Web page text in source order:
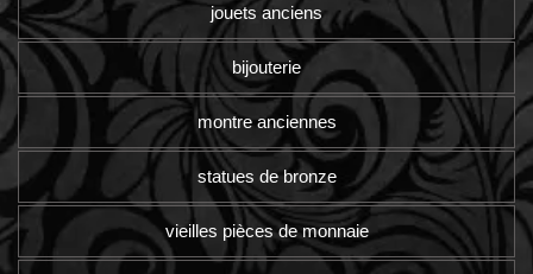
jouets anciens
bijouterie
montre anciennes
statues de bronze
vieilles pièces de monnaie